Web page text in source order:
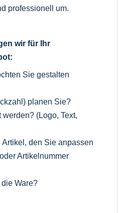
professionell um.
wir für Ihr
Sie gestalten
planen Sie?
(Logo, Text,
den Sie anpassen
Artikelnummer
Ware?